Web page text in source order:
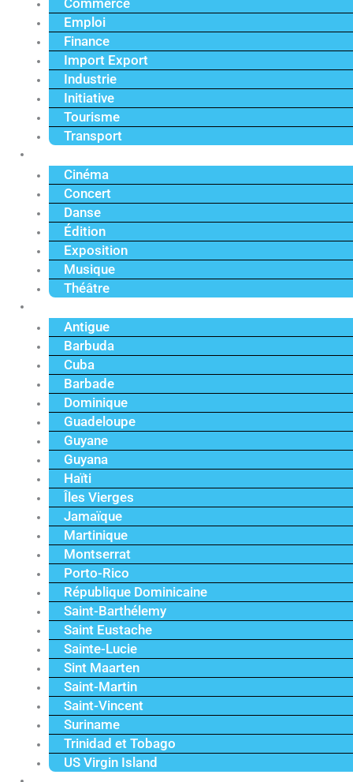
Commerce
Emploi
Finance
Import Export
Industrie
Initiative
Tourisme
Transport
Cinéma
Concert
Danse
Édition
Exposition
Musique
Théâtre
Antigue
Barbuda
Cuba
Barbade
Dominique
Guadeloupe
Guyane
Guyana
Haïti
Îles Vierges
Jamaïque
Martinique
Montserrat
Porto-Rico
République Dominicaine
Saint-Barthélemy
Saint Eustache
Sainte-Lucie
Sint Maarten
Saint-Martin
Saint-Vincent
Suriname
Trinidad et Tobago
US Virgin Island